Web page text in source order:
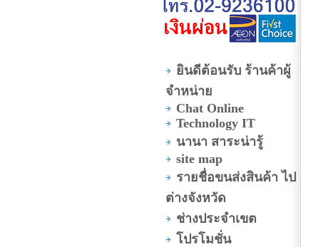
ยินดีต้อนรับ ร้านค้าผู้
จำหน่าย
Chat Online
Technology IT
นานา สาระน่ารู้
site map
รายชื่อขนส่งสินค้า ไป
ต่างจังหวัด
ช่างประจำเขต
โปรโมชั่น